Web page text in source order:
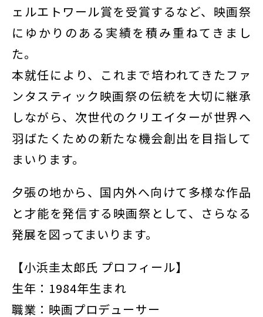
ェルエトワール賞を受賞するなど、映画祭
にゆかりのある実績を積み重ねてきまし
た。
本就任により、これまで培われてきたファ
ンタスティック映画祭の伝統を大切に継承
しながら、次世代のクリエイターが世界へ
羽ばたくための新たな機会創出を目指して
まいります。
夕張の地から、国内外へ向けて多様な作品
と才能を発信する映画祭として、さらなる
発展を図ってまいります。
【小浜圭太郎氏 プロフィール】
生年：1984年生まれ
職業：映画プロデューサー